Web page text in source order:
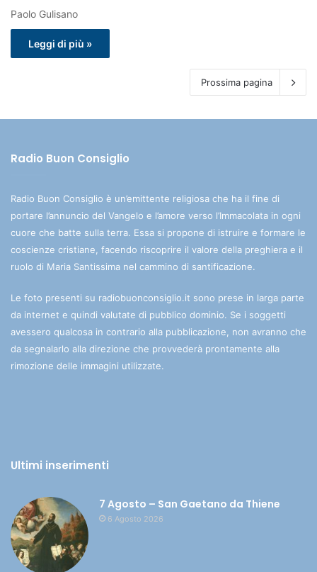
Paolo Gulisano
Leggi di più »
Prossima pagina
Radio Buon Consiglio
Radio Buon Consiglio è un’emittente religiosa che ha il fine di
portare l’annuncio del Vangelo e l’amore verso l’Immacolata in ogni
cuore che batte sulla terra. Essa si propone di istruire e formare le
coscienze cristiane, facendo riscoprire il valore della preghiera e il
ruolo di Maria Santissima nel cammino di santificazione.
Le foto presenti su radiobuonconsiglio.it sono prese in larga parte
da internet e quindi valutate di pubblico dominio. Se i soggetti
avessero qualcosa in contrario alla pubblicazione, non avranno che
da segnalarlo alla direzione che provvederà prontamente alla
rimozione delle immagini utilizzate.
Ultimi inserimenti
7 Agosto – San Gaetano da Thiene
6 Agosto 2026